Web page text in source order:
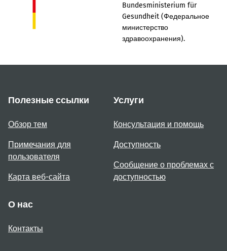
Bundesministerium für
Gesundheit (Федеральное
министерство
здравоохранения).
Полезные ссылки
Обзор тем
Примечания для
пользователя
Карта веб-сайта
Услуги
Консультация и помощь
Доступность
Сообщение о проблемах с
доступностью
О нас
Контакты